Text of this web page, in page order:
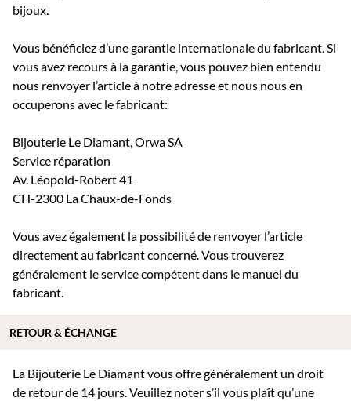
bijoux.
Vous bénéficiez d’une garantie internationale du fabricant. Si
vous avez recours à la garantie, vous pouvez bien entendu
nous renvoyer l’article à notre adresse et nous nous en
occuperons avec le fabricant:
Bijouterie Le Diamant, Orwa SA
Service réparation
Av. Léopold-Robert 41
CH-2300 La Chaux-de-Fonds
Vous avez également la possibilité de renvoyer l’article
directement au fabricant concerné. Vous trouverez
généralement le service compétent dans le manuel du
fabricant.
La Bijouterie Le Diamant vous offre généralement un droit
de retour de 14 jours. Veuillez noter s’il vous plaît qu’une
RETOUR & ÉCHANGE